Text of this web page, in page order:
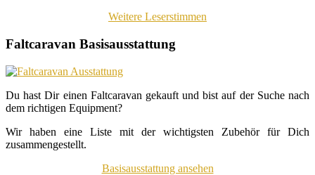
Weitere Leserstimmen
Faltcaravan Basisausstattung
Du hast Dir einen Faltcaravan gekauft und bist auf der Suche nach
dem richtigen Equipment?
Wir haben eine Liste mit der wichtigsten Zubehör für Dich
zusammengestellt.
Basisausstattung ansehen